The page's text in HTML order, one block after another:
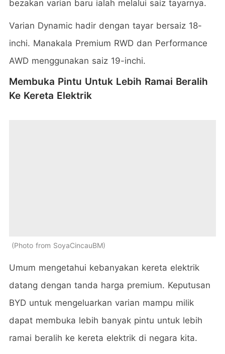
bezakan varian baru ialah melalui saiz tayarnya.
Varian Dynamic hadir dengan tayar bersaiz 18-
inchi. Manakala Premium RWD dan Performance
AWD menggunakan saiz 19-inchi.
Membuka Pintu Untuk Lebih Ramai Beralih
Ke Kereta Elektrik
Photo from SoyaCincauBM
Umum mengetahui kebanyakan kereta elektrik
datang dengan tanda harga premium. Keputusan
BYD untuk mengeluarkan varian mampu milik
dapat membuka lebih banyak pintu untuk lebih
ramai beralih ke kereta elektrik di negara kita.